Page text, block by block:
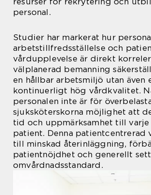
personal.
Studier har markerat hur
arbetstillfredsställelse och
vårdupplevelse är direkt
välplanerad bemanning
en hållbar arbetsmiljö utan även
kontinuerligt hög vårdkvalitet.
personalen inte är för
sjuksköterskorna möjlighet att
tid och uppmärksamhet till varje
patient. Denna patientcentrerad
till minskad återinläggning,
patientnöjdhet och generellt
omvårdnadsstandard.